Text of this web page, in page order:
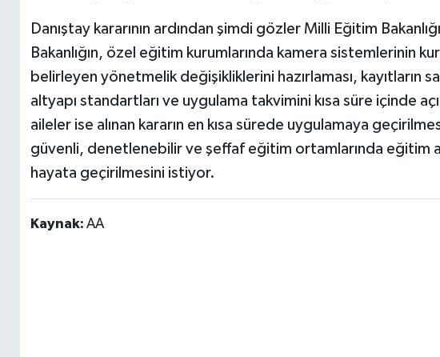
Danıştay kararının ardından şimdi gözler Milli Eğitim
Bakanlığın, özel eğitim kurumlarında kamera sistemlerinin
belirleyen yönetmelik değişikliklerini hazırlaması, kayıtların
altyapı standartları ve uygulama takvimini kısa süre içinde
aileler ise alınan kararın en kısa sürede uygulamaya
güvenli, denetlenebilir ve şeffaf eğitim ortamlarında eğitim
hayata geçirilmesini istiyor.
Kaynak: AA